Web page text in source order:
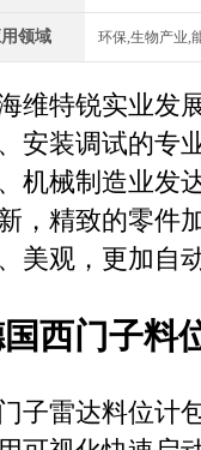
领域 环保,生物产业,
维特锐实业发
安装调试的专
机械制造业发
，精致的零件
美观，更加自
西门子料
子雷达料位计